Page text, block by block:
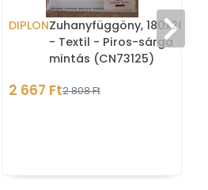
DIPLONZuhanyfüggöny,
- Textil - Piros-sárga
mintás (CN73125)
2 667 Ft2 808 Ft